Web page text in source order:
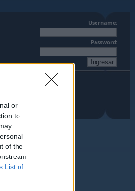
or
to
of the
List of
Username:
Password: